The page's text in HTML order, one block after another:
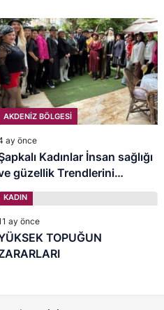
AKDENİZ BÖLGESİ
ay önce
Kadınlar İnsan sağlığı
güzellik Trendlerini
Dr.Dinç’den Dinledi
KADIN
ay önce
TOPUĞUN